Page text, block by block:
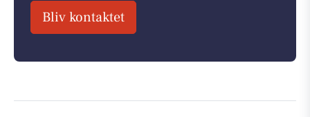
Bliv kontaktet